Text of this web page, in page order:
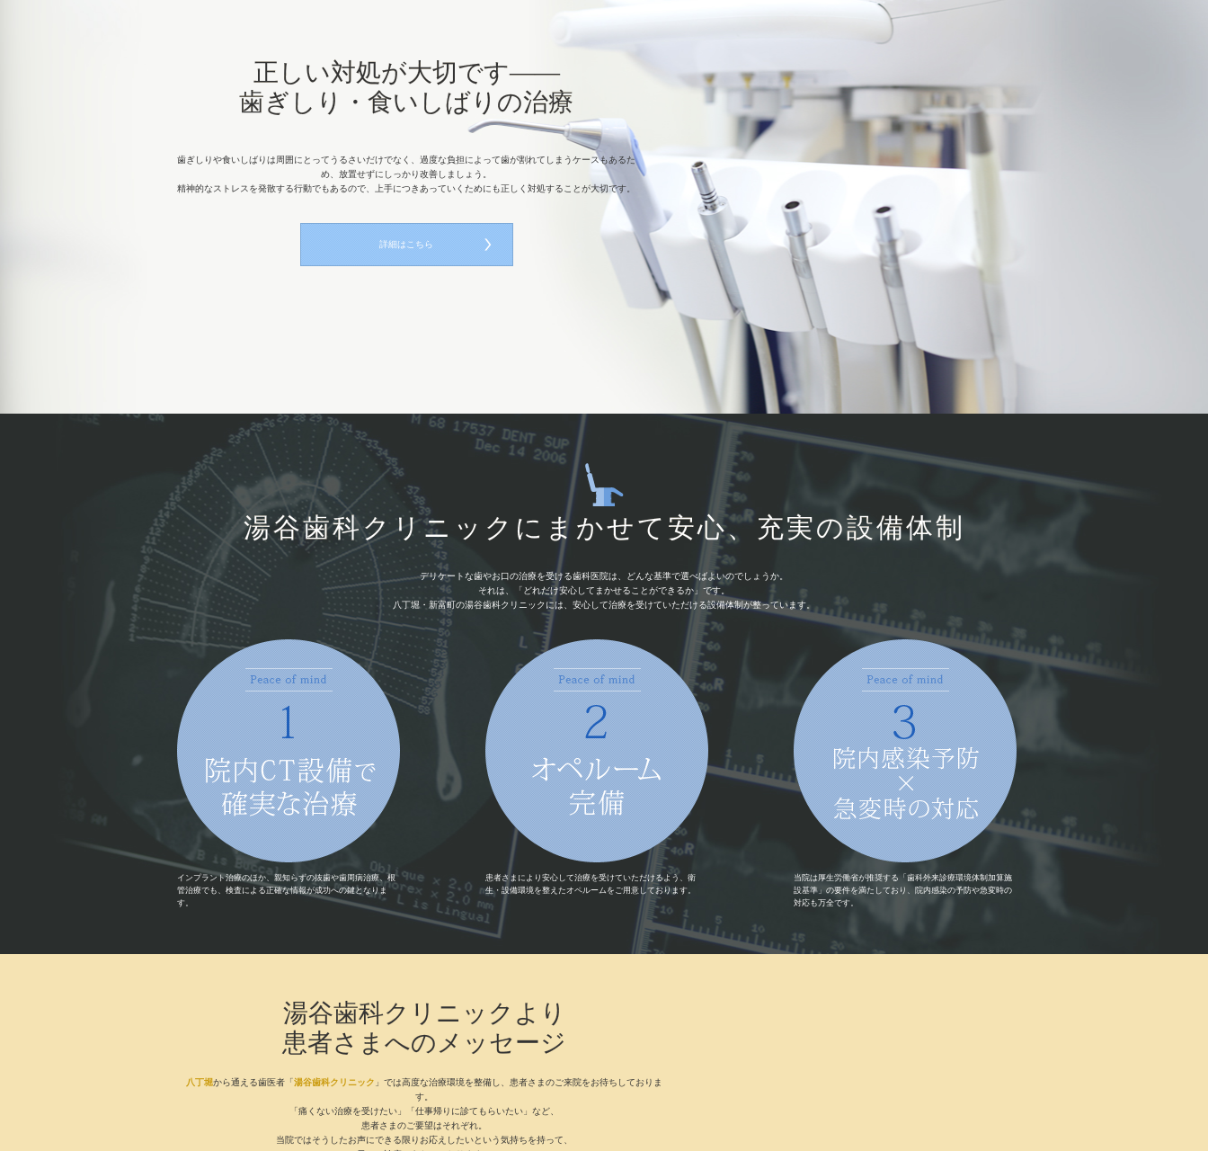
正しい対処が大切です――
歯ぎしり・食いしばりの治療
歯ぎしりや食いしばりは周囲にとってうるさいだけでなく、過度な負担によって歯が割れてしまうケースもあるた
め、放置せずにしっかり改善しましょう。
精神的なストレスを発散する行動でもあるので、上手につきあっていくためにも正しく対処することが大切です。
詳細はこちら
湯谷歯科クリニックにまかせて安心、充実の設備体制
デリケートな歯やお口の治療を受ける歯科医院は、どんな基準で選べばよいのでしょうか。
それは、「どれだけ安心してまかせることができるか」です。
八丁堀・新富町の湯谷歯科クリニックには、安心して治療を受けていただける設備体制が整っています。
インプラント治療のほか、親知らずの抜歯や歯周病治療、根
管治療でも、検査による正確な情報が成功への鍵となりま
す。
患者さまにより安心して治療を受けていただけるよう、衛
生・設備環境を整えたオペルームをご用意しております。
当院は厚生労働省が推奨する「歯科外来診療環境体制加算施
設基準」の要件を満たしており、院内感染の予防や急変時の
対応も万全です。
湯谷歯科クリニックより
患者さまへのメッセージ
八丁堀から通える歯医者「湯谷歯科クリニック 」では高度な治療環境を整備し、患者さまのご来院をお待ちしておりま
す。
「痛くない治療を受けたい」「仕事帰りに診てもらいたい」など、
患者さまのご要望はそれぞれ。
当院ではそうしたお声にできる限りお応えしたいという気持ちを持って、